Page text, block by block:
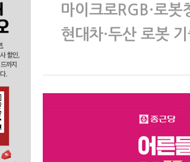
마이크로RGB·로봇
현대차·두산 로봇